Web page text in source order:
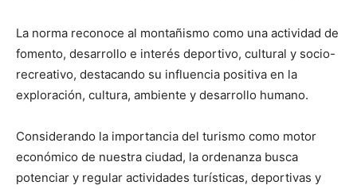
La norma reconoce al montañismo como una actividad de
fomento, desarrollo e interés deportivo, cultural y socio-
recreativo, destacando su influencia positiva en la
exploración, cultura, ambiente y desarrollo humano.
Considerando la importancia del turismo como motor
económico de nuestra ciudad, la ordenanza busca
potenciar y regular actividades turísticas, deportivas y